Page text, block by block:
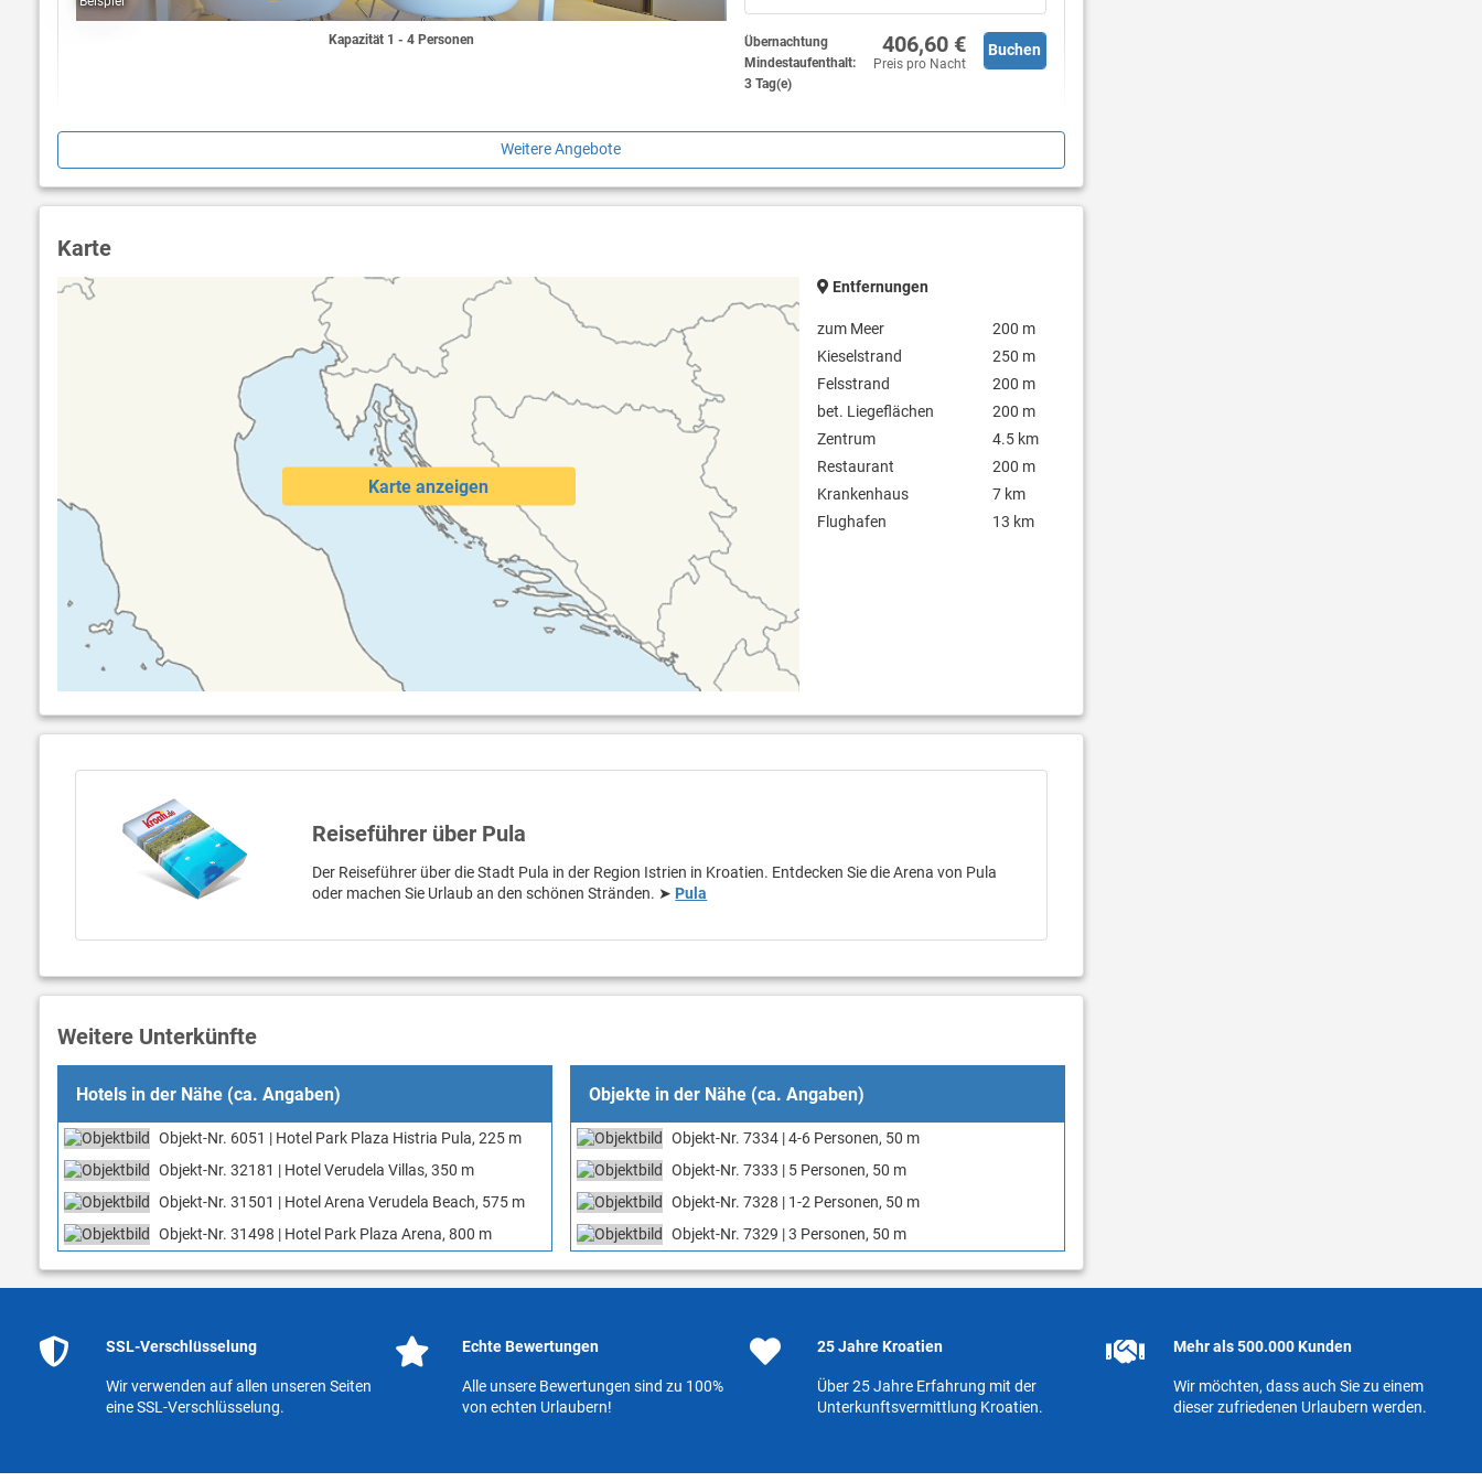
Volleyball, Handball, Squash (zusätzliche
Gebühren
Verudela
Kapazität 1 - 4 Personen
Kinderbettchen möglich
Haustierfreundlich
Bettwäsche + Handtücher
Safe im Zimmer
Telefon mit Direktwahl
Steckdose 220V Satellite TV
Kaffeemaschine
Privates Bad & WC
Hotelkosmetik
Haartrockner
Wäscherei / Textilreinigung
Übernachtung
Mindestaufenthalt:
3 Tag(e)
406,60 €
Preis pro Nacht
Buchen
Weitere Angebote
Karte
Karte anzeigen
Entfernungen
zum Meer
200 m
Kieselstrand
250 m
Felsstrand
200 m
bet. Liegeflächen
200 m
Zentrum
4.5 km
Restaurant
200 m
Krankenhaus
7 km
Flughafen
13 km
Reiseführer über Pula
Der Reiseführer über die Stadt Pula in der Region Istrien in Kroatien. Entdecken Sie die Arena von Pula
oder machen Sie Urlaub an den schönen Stränden. ➤ Pula
Weitere Unterkünfte
Hotels in der Nähe (ca. Angaben)
Objekt-Nr. 6051 | Hotel Park Plaza Histria Pula, 225 m
Objekt-Nr. 32181 | Hotel Verudela Villas, 350 m
Objekt-Nr. 31501 | Hotel Arena Verudela Beach, 575 m
Objekt-Nr. 31498 | Hotel Park Plaza Arena, 800 m
Objekte in der Nähe (ca. Angaben)
Objekt-Nr. 7334 | 4-6 Personen, 50 m
Objekt-Nr. 7333 | 5 Personen, 50 m
Objekt-Nr. 7328 | 1-2 Personen, 50 m
Objekt-Nr. 7329 | 3 Personen, 50 m
SSL-Verschlüsselung
Wir verwenden auf allen unseren Seiten
eine SSL-Verschlüsselung.
Echte Bewertungen
Alle unsere Bewertungen sind zu 100%
von echten Urlaubern!
25 Jahre Kroatien
Über 25 Jahre Erfahrung mit der
Unterkunftsvermittlung Kroatien.
Mehr als 500.000 Kunden
Wir möchten, dass auch Sie zu einem
dieser zufriedenen Urlaubern werden.